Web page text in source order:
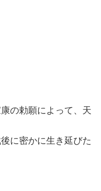
の勅願によって、天
に密かに生き延びた